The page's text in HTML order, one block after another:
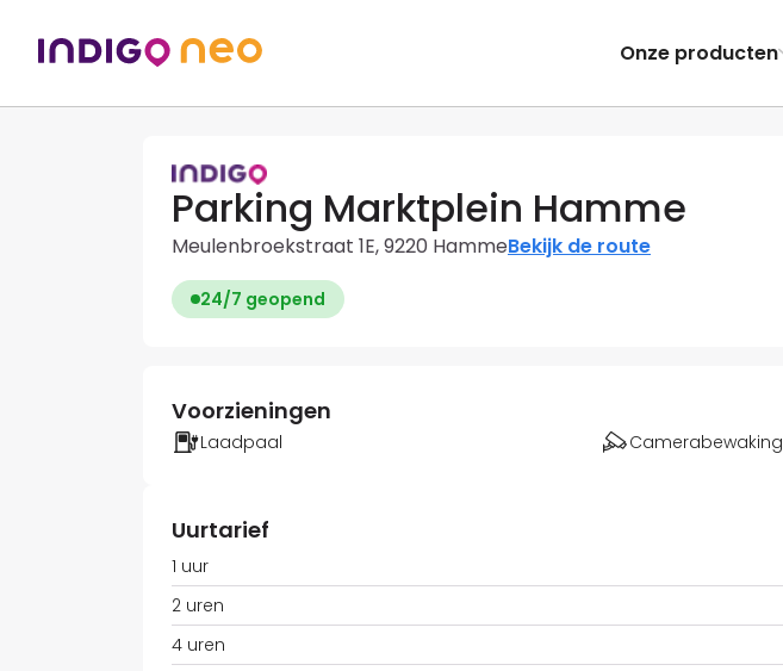
Onze producten
Parking Marktplein Hamme
Meulenbroekstraat 1E, 9220 HammeBekijk de route
24/7 geopend
Voorzieningen
Laadpaal Camerabewaking
Uurtarief
1 uur
2 uren
4 uren